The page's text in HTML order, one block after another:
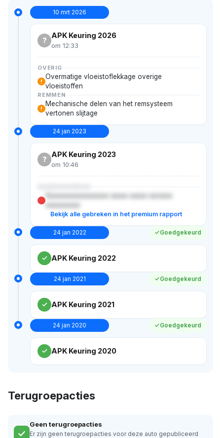
10 mrt 2026
?
APK Keuring 2026
om 12:33
OVERIG
!
Overmatige vloeistoflekkage overige
vloeistoffen
REMMEN
!
Mechanische delen van het remsysteem
vertonen slijtage
24 jan 2023
?
APK Keuring 2023
om 10:46
Xxxxxxxxxxxxxxxxxx xxxxx xxxxx xx/xxxx
Bekijk alle gebreken in het premium rapport
24 jan 2022 Goedgekeurd
APK Keuring 2022
24 jan 2021 Goedgekeurd
APK Keuring 2021
24 jan 2020 Goedgekeurd
APK Keuring 2020
Terugroepacties
Geen terugroepacties
Er zijn geen terugroepacties voor deze auto gepubliceerd